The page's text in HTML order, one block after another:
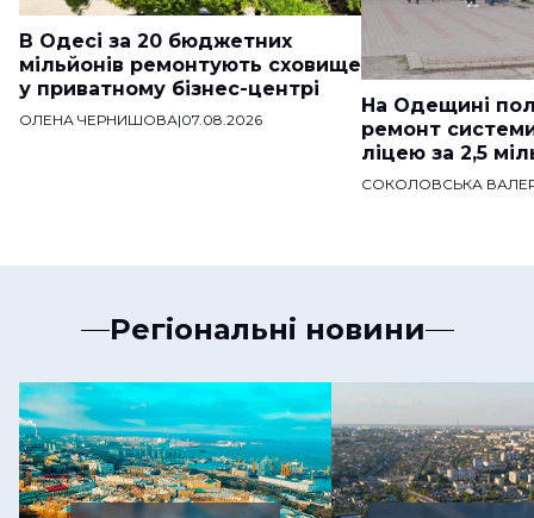
В Одесі за 20 бюджетних
мільйонів ремонтують сховище
у приватному бізнес-центрі
ОЛЕНА ЧЕРНИШОВА|07.08.2026
На Одещині
ремонт
ліцею за 2,5
СОКОЛОВСЬКА
Регіональні новини